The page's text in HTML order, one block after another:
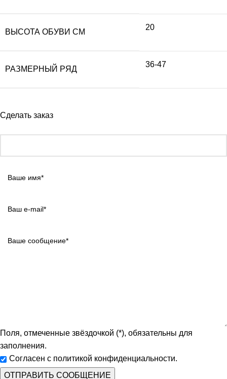
ВЫСОТА ОБУВИ СМ
20
РАЗМЕРНЫЙ РЯД
36-47
Сделать заказ
Поля, отмеченные звёздочкой (*), обязательны для
заполнения.
Согласен с политикой конфиденциальности.